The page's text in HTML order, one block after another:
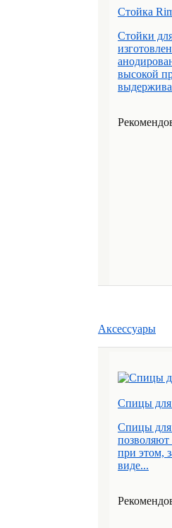
Стойка
Стойки
высокой
Аксессуары
Спицы для
Спицы для
позволяют
при этом,
виде...